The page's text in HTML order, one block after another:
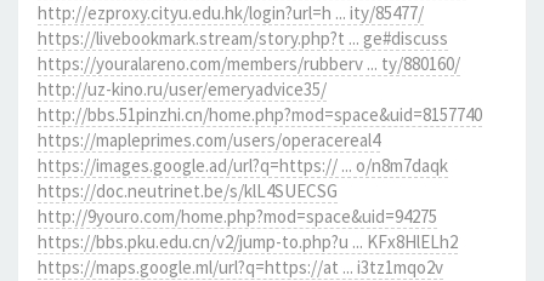
http://ezproxy.cityu.edu.hk/login?url=h ... ity/85477/
https://livebookmark.stream/story.php?t ... ge#discuss
https://youralareno.com/members/rubberv ... ty/880160/
http://uz-kino.ru/user/emeryadvice35/
http://bbs.51pinzhi.cn/home.php?mod=space&uid=8157740
https://mapleprimes.com/users/operacereal4
https://images.google.ad/url?q=https:// ... o/n8m7daqk
https://doc.neutrinet.be/s/klL4SUECSG
http://9youro.com/home.php?mod=space&uid=94275
https://bbs.pku.edu.cn/v2/jump-to.php?u ... KFx8HlELh2
https://maps.google.ml/url?q=https://at ... i3tz1mqo2v